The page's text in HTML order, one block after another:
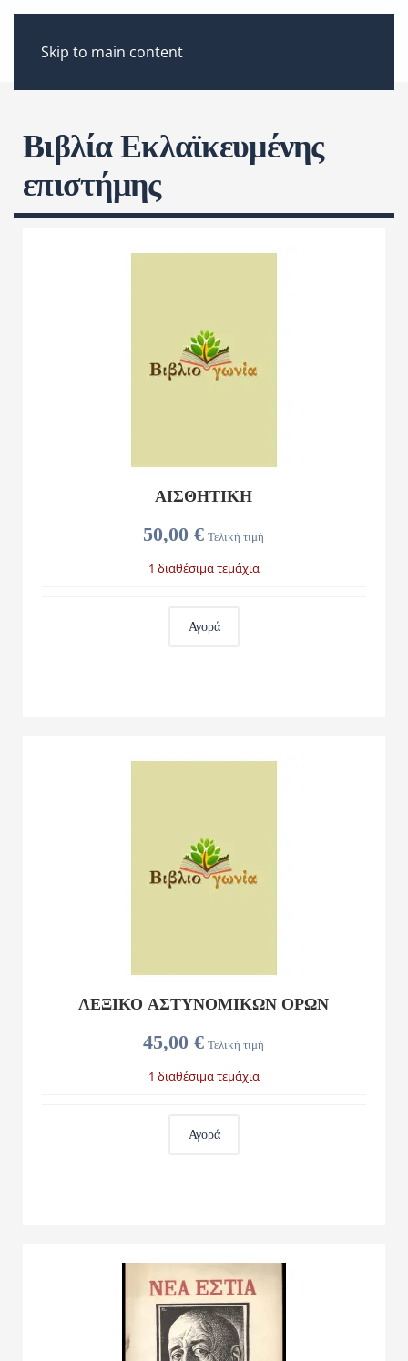
Skip to main content
Βιβλία Εκλαϊκευμένης
επιστήμης
50,00 € Τελική τιμή
ΑΙΣΘΗΤΙΚΗ
1 διαθέσιμα τεμάχια
Αγορά
45,00 € Τελική τιμή
ΛΕΞΙΚΟ ΑΣΤΥΝΟΜΙΚΩΝ ΟΡΩΝ
1 διαθέσιμα τεμάχια
Αγορά